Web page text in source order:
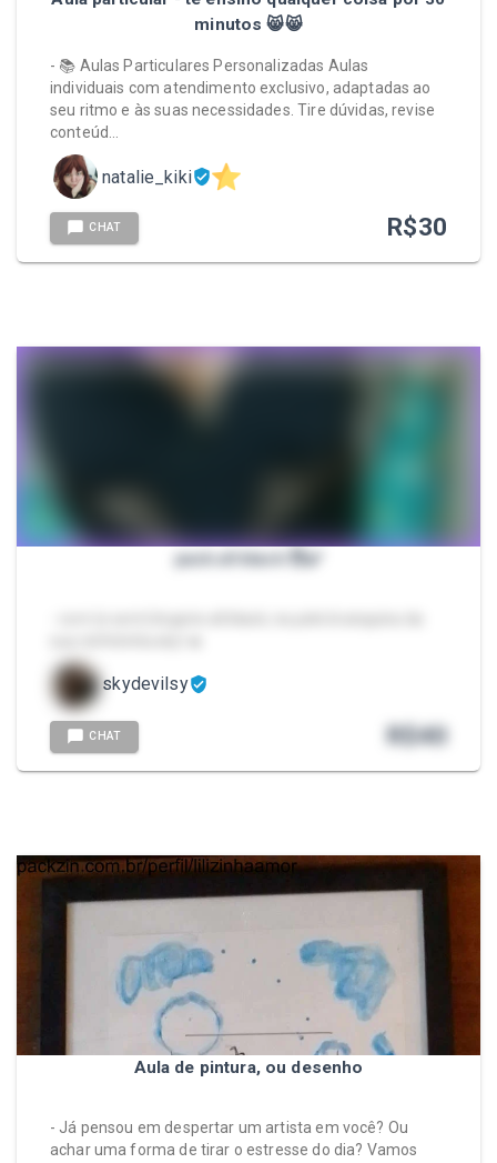
minutos 😸😸
- 📚 Aulas Particulares Personalizadas Aulas
individuais com atendimento exclusivo, adaptadas ao
seu ritmo e às suas necessidades. Tire dúvidas, revise
conteúd…
natalie_kiki
CHAT R$30
pack all black 😈✔️
skydevilsy
CHAT R$40
Aula de pintura, ou desenho
- Já pensou em despertar um artista em você? Ou
achar uma forma de tirar o estresse do dia? Vamos